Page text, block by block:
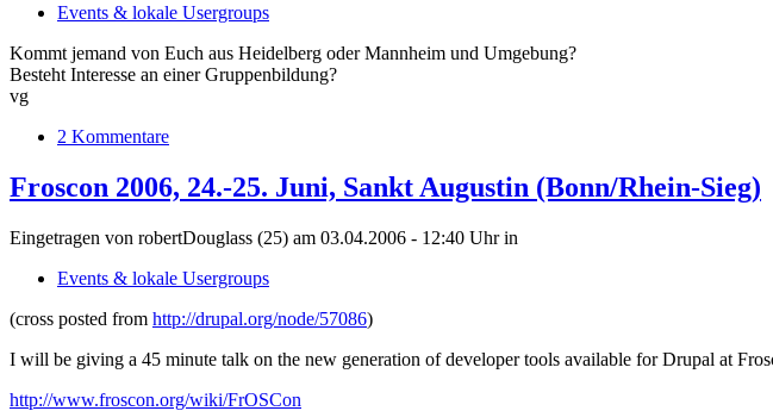
Events & lokale Usergroups
Kommt jemand von Euch aus Heidelberg oder Mannheim und Umgebung?
Besteht Interesse an einer Gruppenbildung?
vg
2 Kommentare
Froscon 2006, 24.-25. Juni, Sankt Augustin (Bonn/Rhein-Sieg)
Eingetragen von robertDouglass (25) am 03.04.2006 - 12:40 Uhrin
Events & lokale Usergroups
(cross posted from http://drupal.org/node/57086)
I will be giving a 45 minute talk on the new generation of developer tools available for Drupal at
http://www.froscon.org/wiki/FrOSCon